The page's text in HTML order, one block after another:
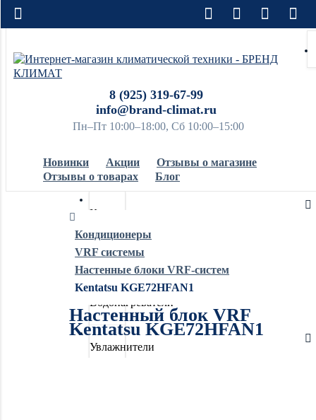
8 (925) 319-67-99
info@brand-climat.ru
Пн–Пт 10:00–18:00, Сб 10:00–15:00
Новинки Акции
Отзывы о магазине
Отзывы о товарах
Блог
Кондиционеры
Обогреватели
Водонагреватели
Увлажнители
воздуха
Кондиционеры
VRF системы
Настенные блоки VRF-систем
Kentatsu KGE72HFAN1
Настенный блок VRF
Kentatsu KGE72HFAN1